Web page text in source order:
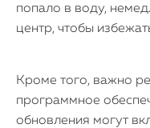
попало в воду,
центр, чтобы
Кроме того, важно
программное
обновления могут